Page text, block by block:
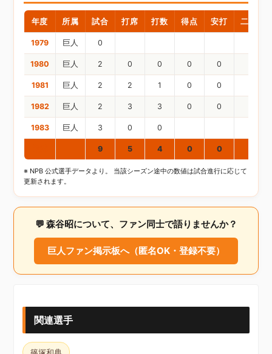
年度 所属 試合 打席 打数 得点 安打 二塁打
1979 巨人 0
1980 巨人 2 0 0 0 0
1981 巨人 2 2 1 0 0
1982 巨人 2 3 3 0 0
1983 巨人 3 0 0
9 5 4 0 0
※ NPB 公式選手データより。 当該シーズン途中の数値は試合進行に応じて
更新されます。
💬 森谷昭について、ファン同士で語りませんか？
巨人ファン掲示板へ（匿名OK・登録不要）
関連選手